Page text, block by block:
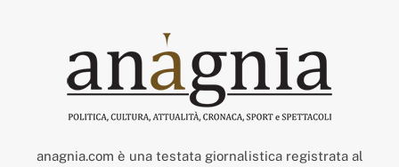
anagnia.com è una testata giornalistica registrata al